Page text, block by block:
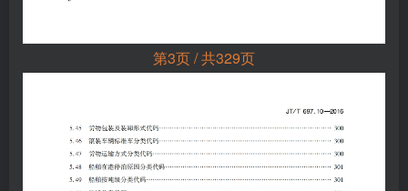
第3页 / 共329页